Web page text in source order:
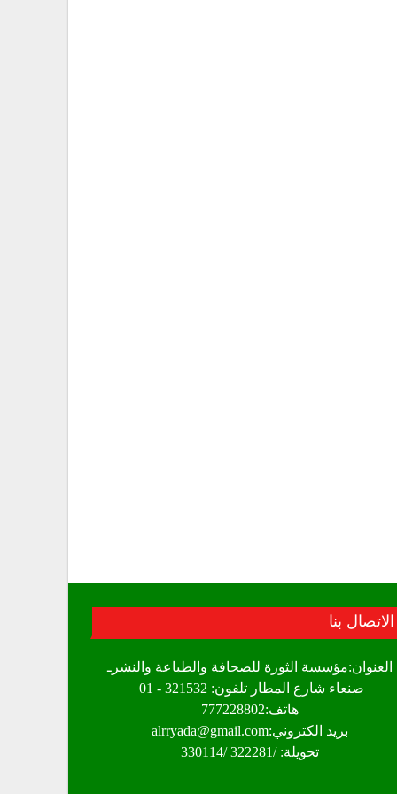
الاتصال بنا
العنوان:مؤسسة الثورة للصحافة والطباعة والنشرـ
هاتف:777228802
بريد الكتروني:alrryada@gmail.com
تحويلة: /322281 /330114